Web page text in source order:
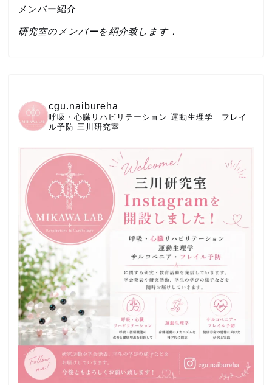
メンバー紹介
研究室のメンバーを紹介致します．
cgu.naibureha
呼吸・心臓リハビリテーション 運動生理学｜フレイ
ル予防 三川研究室